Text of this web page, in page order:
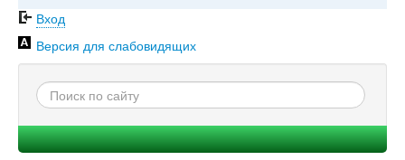
Вход
Версия для слабовидящих